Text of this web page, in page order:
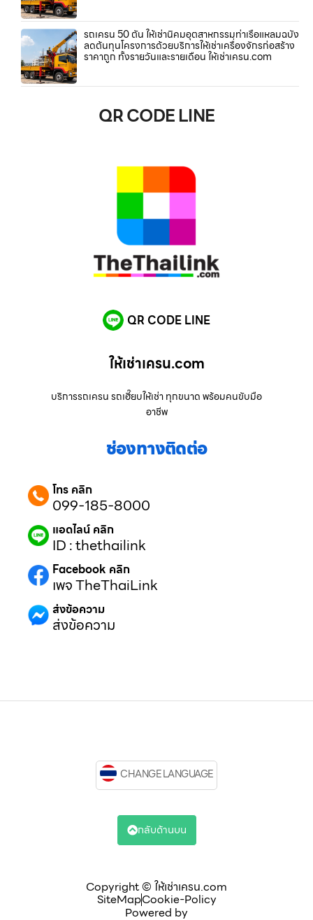
รถเครน 50 ตัน ให้เช่านิคมอุตสาหกรรมท่าเรือแหลมฉบัง
ลดต้นทุนโครงการด้วยบริการให้เช่าเครื่องจักรก่อสร้าง
ราคาถูก ทั้งรายวันและรายเดือน ให้เช่าเครน.com
QR CODE LINE
QR CODE LINE
ให้เช่าเครน.com
บริการรถเครน รถเฮี๊ยบให้เช่า ทุกขนาด พร้อมคนขับมือ
อาชีพ
ช่องทางติดต่อ
โทร คลิก
099-185-8000
แอดไลน์ คลิก
ID : thethailink
Facebook คลิก
เพจ TheThaiLink
ส่งข้อความ
ส่งข้อความ
Copyright © ให้เช่าเครน.com
SiteMapCookie-Policy
Powered by
CHANGE LANGUAGE
กลับด้านบน